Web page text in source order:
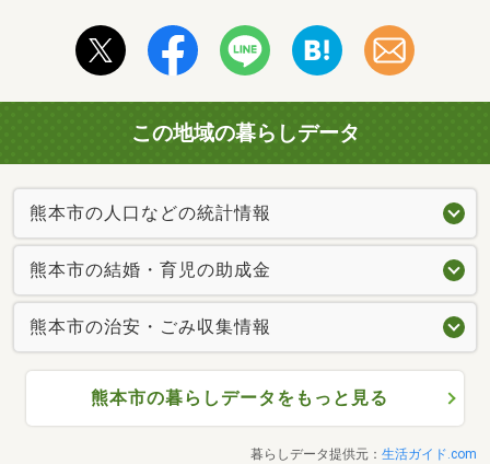
この地域の暮らしデータ
熊本市の人口などの統計情報
熊本市の結婚・育児の助成金
熊本市の治安・ごみ収集情報
熊本市の暮らしデータをもっと見る
暮らしデータ提供元： 生活ガイド.com